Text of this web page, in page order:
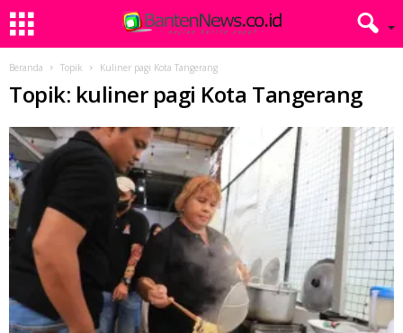
Beranda Topik Kuliner pagi Kota Tangerang
Topik: kuliner pagi Kota Tangerang